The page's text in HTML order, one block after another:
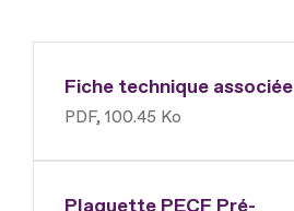
Fiche technique associée
PDF, 100.45 Ko
Plaquette PECF Pré-